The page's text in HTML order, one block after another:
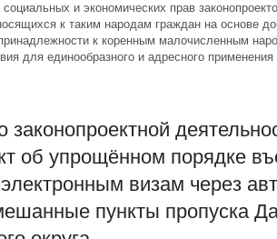
и экономических прав
к таким народам граждан на основе
к коренным малочисленным
для единообразного и адресного применения
законопроектной
об упрощённом порядке
визам через
пункты пропуска